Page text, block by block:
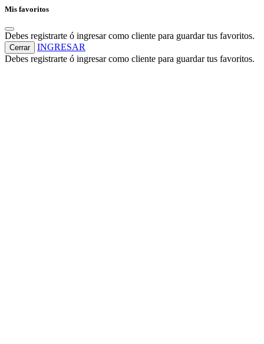
Mis favoritos
Debes registrarte ó ingresar como cliente para guardar tus favoritos.
Cerrar
INGRESAR
Debes registrarte ó ingresar como cliente para guardar tus favoritos.